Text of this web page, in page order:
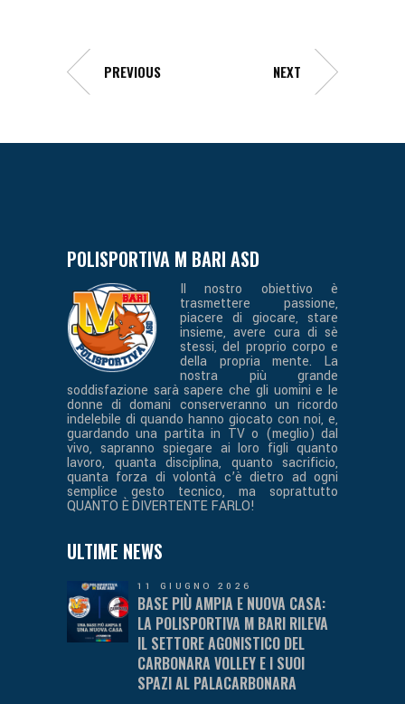
PREVIOUS NEXT
POLISPORTIVA M BARI ASD
Il nostro obiettivo è
trasmettere passione,
piacere di giocare, stare
insieme, avere cura di sè
stessi, del proprio corpo e
della propria mente. La
nostra più grande
soddisfazione sarà sapere che gli uomini e le
donne di domani conserveranno un ricordo
indelebile di quando hanno giocato con noi, e,
guardando una partita in TV o (meglio) dal
vivo, sapranno spiegare ai loro figli quanto
lavoro, quanta disciplina, quanto sacrificio,
quanta forza di volontà c’è dietro ad ogni
semplice gesto tecnico, ma soprattutto
QUANTO È DIVERTENTE FARLO!
ULTIME NEWS
11 GIUGNO 2026
BASE PIÙ AMPIA E NUOVA CASA:
LA POLISPORTIVA M BARI RILEVA
IL SETTORE AGONISTICO DEL
CARBONARA VOLLEY E I SUOI
SPAZI AL PALACARBONARA